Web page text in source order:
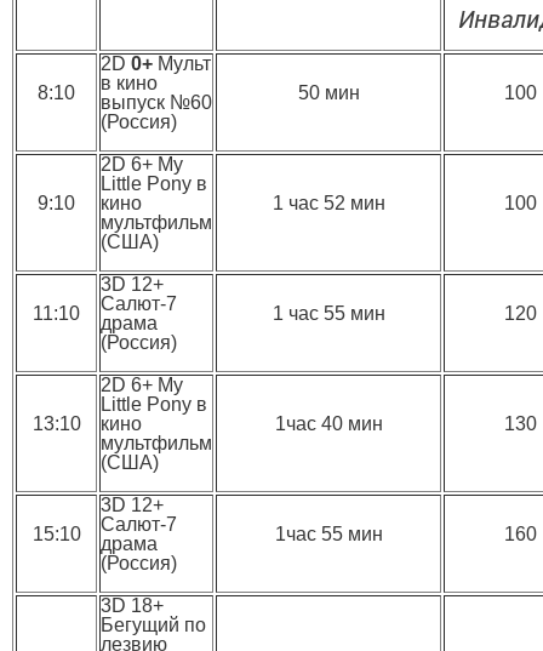
8:10
2D 0+ Мульт
в кино
выпуск №60
(Россия)
50 мин 100
9:10
2D 6+ My
Little Pony в
кино
мультфильм
(США)
1 час 52 мин 100
11:10
3D 12+
Салют-7
драма
(Россия)
1 час 55 мин 120
13:10
2D 6+ My
Little Pony в
кино
мультфильм
(США)
1час 40 мин 130
15:10
3D 12+
Салют-7
драма
(Россия)
1час 55 мин 160
3D 18+
Бегущий по
лезвию